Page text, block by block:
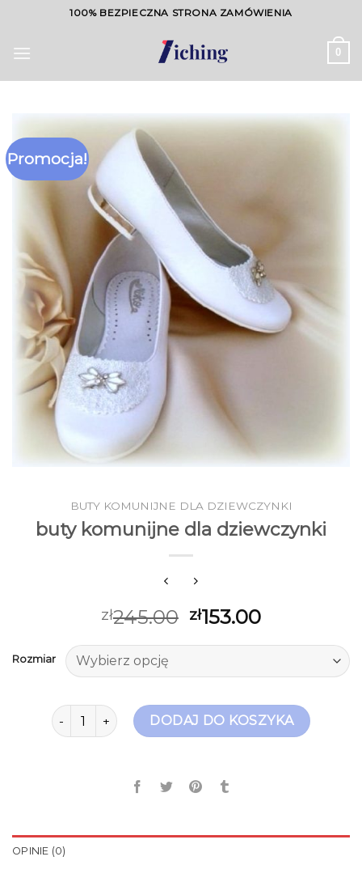
content
100% BEZPIECZNA STRONA ZAMÓWIENIA
0
Promocja!
BUTY KOMUNIJNE DLA DZIEWCZYNKI
buty komunijne dla dziewczynki
zł245.00 zł153.00
Rozmiar
ilość buty komunijne dla dziewczynki
DODAJ DO KOSZYKA
OPINIE (0)